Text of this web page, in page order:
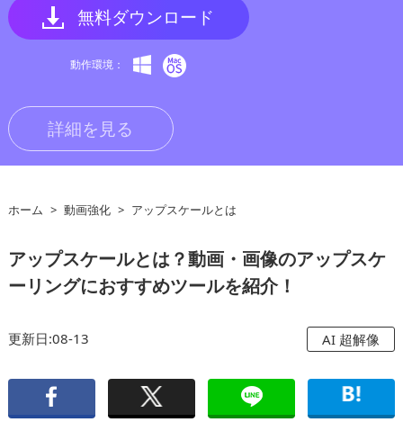
無料ダウンロード
動作環境：
詳細を見る
ホーム > 動画強化 > アップスケールとは
アップスケールとは？動画・画像のアップスケ
ーリングにおすすめツールを紹介！
更新日:08-13 AI 超解像